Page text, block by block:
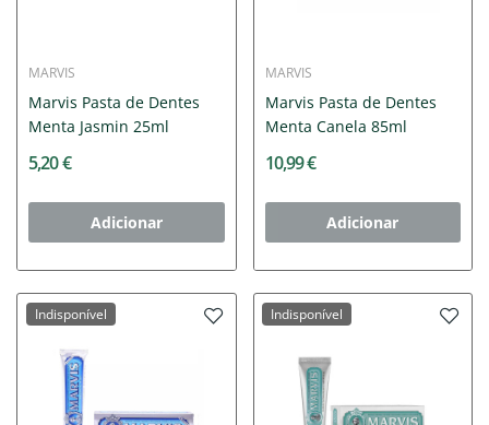
MARVIS
Marvis Pasta de Dentes
Menta Jasmin 25ml
5,20 €
Adicionar
MARVIS
Marvis Pasta de Dentes
Menta Canela 85ml
10,99 €
Adicionar
Indisponível Indisponível